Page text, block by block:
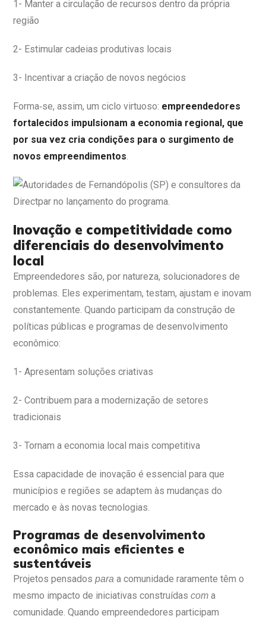
1- Manter a circulação de recursos dentro da própria
região
2- Estimular cadeias produtivas locais
3- Incentivar a criação de novos negócios
Forma‑se, assim, um ciclo virtuoso: empreendedores
fortalecidos impulsionam a economia regional, que
por sua vez cria condições para o surgimento de
novos empreendimentos.
Inovação e competitividade como
diferenciais do desenvolvimento
local
Empreendedores são, por natureza, solucionadores de
problemas. Eles experimentam, testam, ajustam e inovam
constantemente. Quando participam da construção de
políticas públicas e programas de desenvolvimento
econômico:
1- Apresentam soluções criativas
2- Contribuem para a modernização de setores
tradicionais
3- Tornam a economia local mais competitiva
Essa capacidade de inovação é essencial para que
municípios e regiões se adaptem às mudanças do
mercado e às novas tecnologias.
Programas de desenvolvimento
econômico mais eficientes e
sustentáveis
Projetos pensados para a comunidade raramente têm o
mesmo impacto de iniciativas construídas com a
comunidade. Quando empreendedores participam